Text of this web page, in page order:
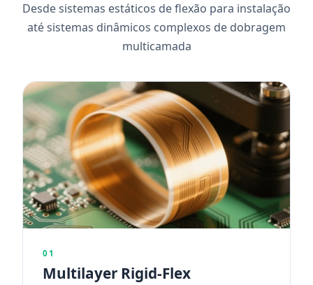
Desde sistemas estáticos de flexão para instalação
até sistemas dinâmicos complexos de dobragem
multicamada
01
Multilayer Rigid-Flex